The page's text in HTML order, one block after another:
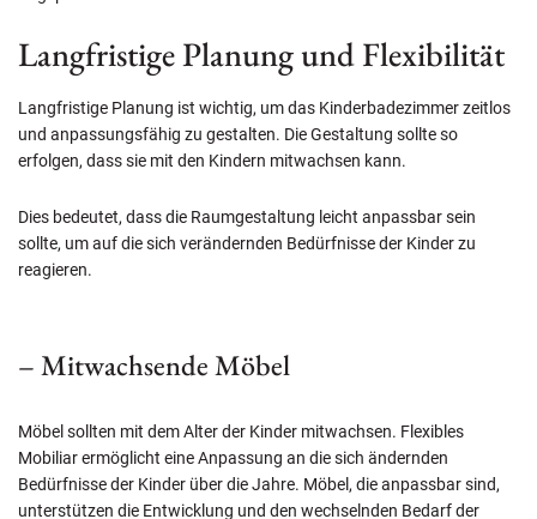
Langfristige Planung und Flexibilität
Langfristige Planung ist wichtig, um das Kinderbadezimmer zeitlos
und anpassungsfähig zu gestalten. Die Gestaltung sollte so
erfolgen, dass sie mit den Kindern mitwachsen kann.
Dies bedeutet, dass die Raumgestaltung leicht anpassbar sein
sollte, um auf die sich verändernden Bedürfnisse der Kinder zu
reagieren.
– Mitwachsende Möbel
Möbel sollten mit dem Alter der Kinder mitwachsen. Flexibles
Mobiliar ermöglicht eine Anpassung an die sich ändernden
Bedürfnisse der Kinder über die Jahre. Möbel, die anpassbar sind,
unterstützen die Entwicklung und den wechselnden Bedarf der